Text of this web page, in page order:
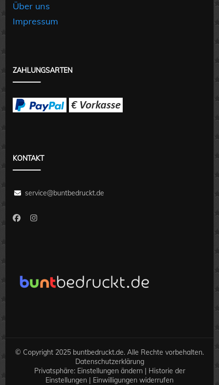
Über uns
Impressum
ZAHLUNGSARTEN
KONTAKT
service@buntbedruckt.de
© Copyright 2025 buntbedruckt.de. Alle Rechte vorbehalten.
Datenschutzerklärung
Privatsphäre: Einstellungen ändern
Historie der
Einstellungen
Einwilligungen widerrufen